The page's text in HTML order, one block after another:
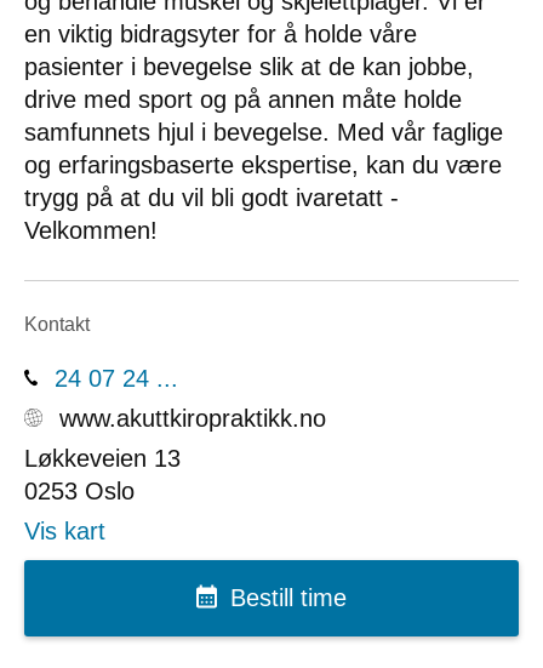
en viktig bidragsyter for å holde våre
pasienter i bevegelse slik at de kan jobbe,
drive med sport og på annen måte holde
samfunnets hjul i bevegelse. Med vår faglige
og erfaringsbaserte ekspertise, kan du være
trygg på at du vil bli godt ivaretatt -
Velkommen!
Kontakt
24 07 24 ...
www.akuttkiropraktikk.no
Løkkeveien 13
0253 Oslo
Vis kart
Bestill time